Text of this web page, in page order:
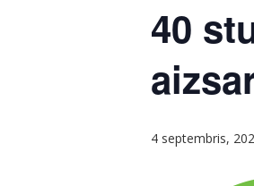
40
4 septembris,